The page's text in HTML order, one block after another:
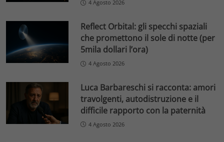
4 Agosto 2026
Reflect Orbital: gli specchi spaziali
che promettono il sole di notte (per
5mila dollari l’ora)
4 Agosto 2026
Luca Barbareschi si racconta: amori
travolgenti, autodistruzione e il
difficile rapporto con la paternità
4 Agosto 2026